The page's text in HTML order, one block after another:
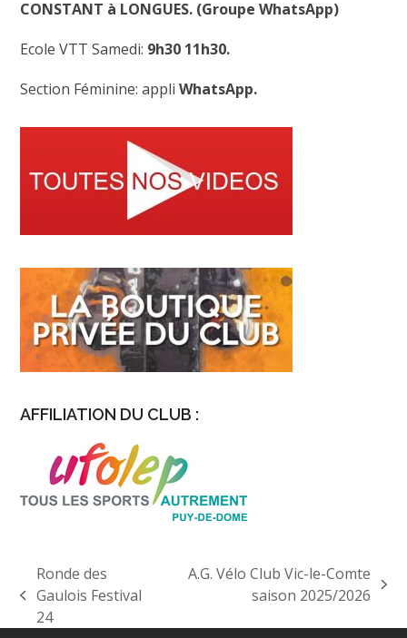
CONSTANT à LONGUES. (Groupe WhatsApp)
Ecole VTT Samedi: 9h30 11h30.
Section Féminine: appliWhatsApp.
AFFILIATION DU CLUB :
previous
post:
Ronde des
Gaulois Festival
24
A.G. Vélo Club Vic-le-Comte
saison 2025/2026